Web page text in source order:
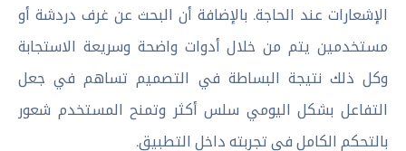
الإشعارات عند الحاجة. بالإضافة أن البحث عن غرف دردشة أو
مستخدمين يتم من خلال أدوات واضحة وسريعة الاستجابة
وكل ذلك نتيجة البساطة في التصميم تساهم في جعل
التفاعل بشكل اليومي سلس أكثر وتمنح المستخدم شعور
بالتحكم الكامل في تجربته داخل التطبيق.